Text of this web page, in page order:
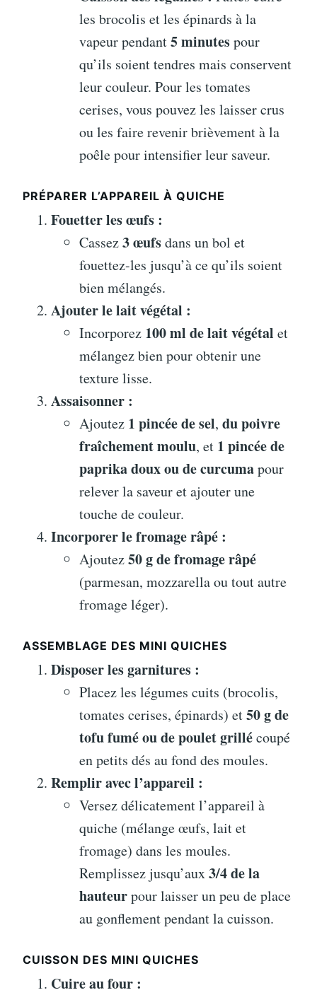
les brocolis et les épinards à la
vapeur pendant5 minutespour
qu’ils soient tendres mais conservent
leur couleur. Pour les tomates
cerises, vous pouvez les laisser crus
ou les faire revenir brièvement à la
poêle pour intensifier leur saveur.
PRÉPARER L’APPAREIL À QUICHE
Fouetter les œufs :
Cassez3 œufsdans un bol et
fouettez-les jusqu’à ce qu’ils soient
bien mélangés.
Ajouter le lait végétal :
Incorporez 100 ml de lait végétal et
mélangez bien pour obtenir une
texture lisse.
Assaisonner :
Ajoutez 1 pincée de sel, du poivre
fraîchement moulu, et 1 pincée de
paprika doux ou de curcumapour
relever la saveur et ajouter une
touche de couleur.
Incorporer le fromage râpé :
Ajoutez50 g de fromage râpé
(parmesan, mozzarella ou tout autre
fromage léger).
ASSEMBLAGE DES MINI QUICHES
Disposer les garnitures :
Placez les légumes cuits (brocolis,
tomates cerises, épinards) et50 g de
tofu fumé ou de poulet grillécoupé
en petits dés au fond des moules.
Remplir avec l’appareil :
Versez délicatement l’appareil à
quiche (mélange œufs, lait et
fromage) dans les moules.
Remplissez jusqu’aux3/4 de la
hauteurpour laisser un peu de place
au gonflement pendant la cuisson.
CUISSON DES MINI QUICHES
Cuire au four :